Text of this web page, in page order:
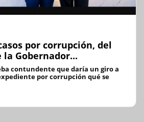
por corrupción, del
la Gobernador...
contundente que daría un giro a
por corrupción qué se